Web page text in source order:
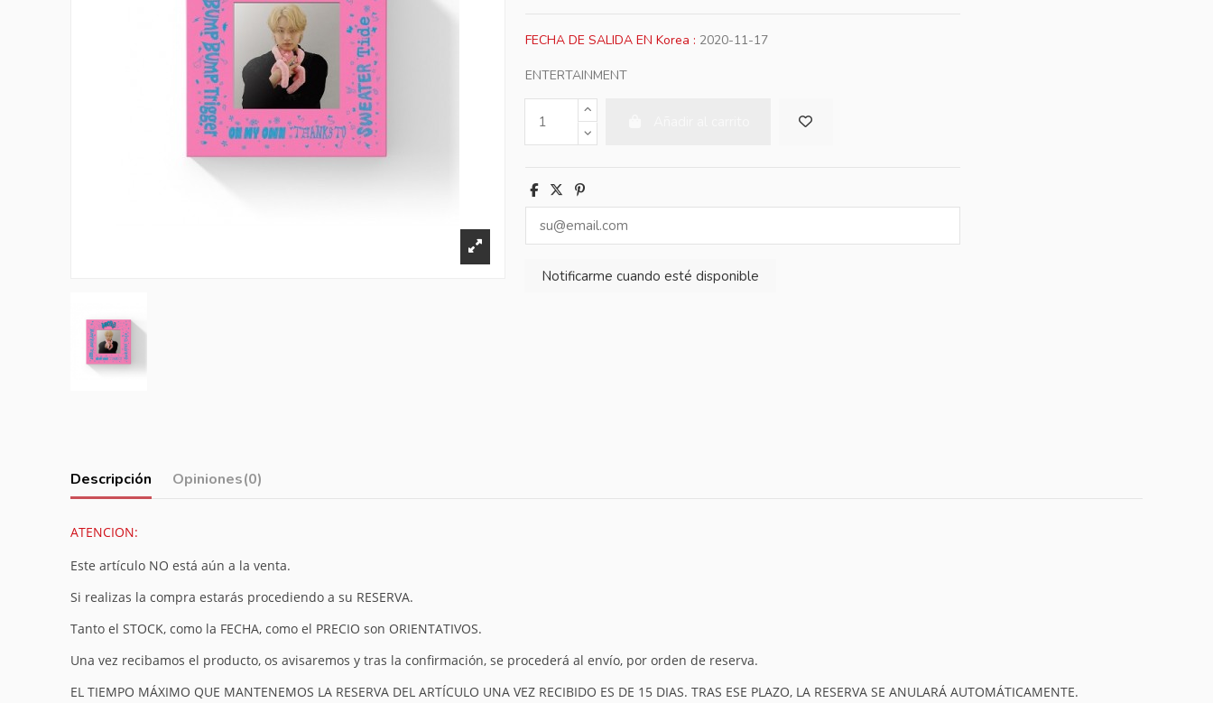
FECHA DE SALIDA EN Korea : 2020-11-17
ENTERTAINMENT
Descripción Opiniones(0)
ATENCION:
Este artículo NO está aún a la venta.
Si realizas la compra estarás procediendo a su RESERVA.
Tanto el STOCK, como la FECHA, como el PRECIO son ORIENTATIVOS.
Una vez recibamos el producto, os avisaremos y tras la confirmación, se procederá al envío, por orden de reserva.
EL TIEMPO MÁXIMO QUE MANTENEMOS LA RESERVA DEL ARTÍCULO UNA VEZ RECIBIDO ES DE 15 DIAS. TRAS ESE PLAZO, LA RESERVA SE ANULARÁ AUTOMÁTICAMENTE.